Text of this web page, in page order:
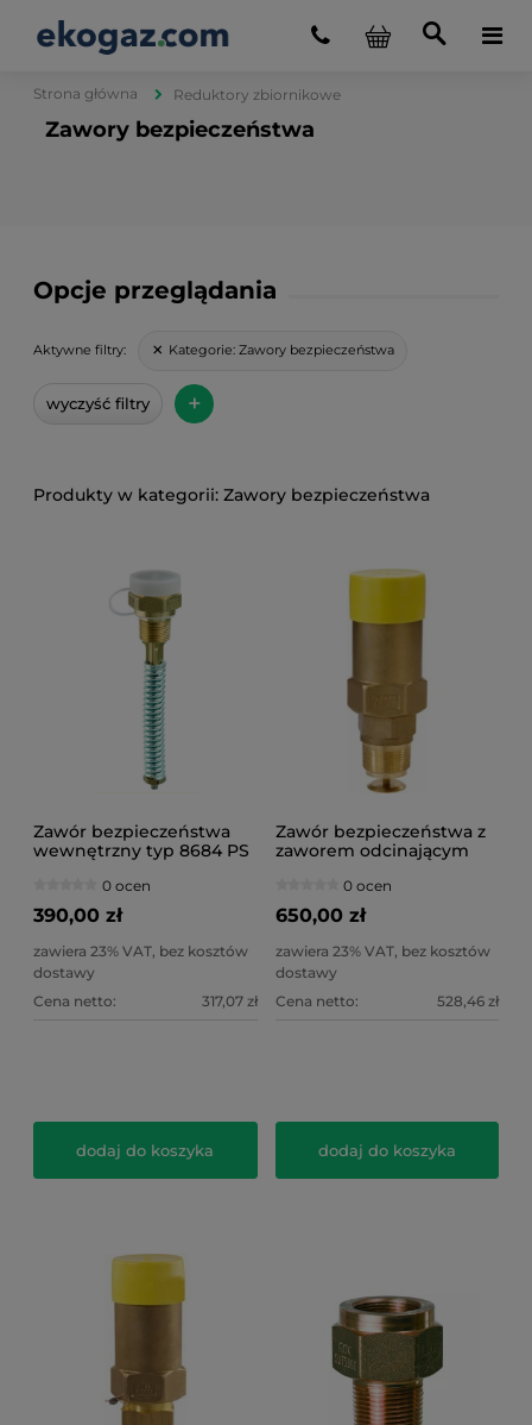
Strona główna Reduktory zbiornikowe
Zawory bezpieczeństwa
Opcje przeglądania
Aktywne filtry: Kategorie: Zawory bezpieczeństwa
wyczyść filtry +
Zawory bezpieczeństwa
Zawór bezpieczeństwa
wewnętrzny typ 8684 PS
0 ocen
390,00 zł
zawiera 23% VAT, bez kosztów
dostawy
Cena netto:
317,07 zł
dodaj do koszyka
Zawór bezpieczeństwa z
zaworem odcinającym
0 ocen
650,00 zł
zawiera 23% VAT, bez kosztów
dostawy
Cena netto:
528,46 zł
dodaj do koszyka